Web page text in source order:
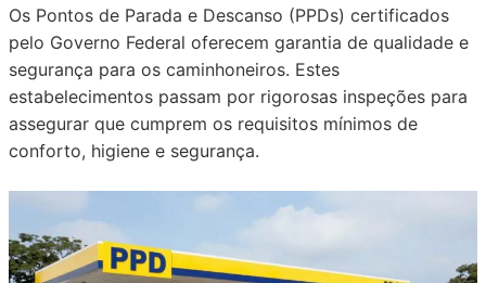
Os Pontos de Parada e Descanso (PPDs) certificados
pelo Governo Federal oferecem garantia de qualidade e
segurança para os caminhoneiros. Estes
estabelecimentos passam por rigorosas inspeções para
assegurar que cumprem os requisitos mínimos de
conforto, higiene e segurança.